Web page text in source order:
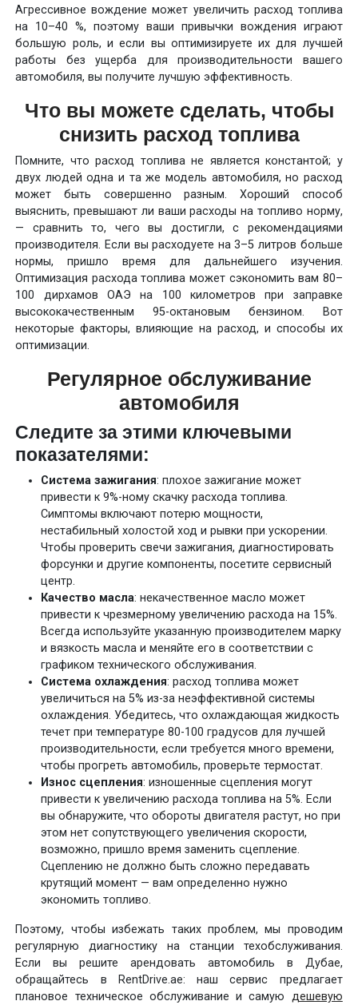
Агрессивное вождение может увеличить расход топлива
на 10–40 %, поэтому ваши привычки вождения играют
большую роль, и если вы оптимизируете их для лучшей
работы без ущерба для производительности вашего
автомобиля, вы получите лучшую эффективность.
Что вы можете сделать, чтобы
снизить расход топлива
Помните, что расход топлива не является константой; у
двух людей одна и та же модель автомобиля, но расход
может быть совершенно разным. Хороший способ
выяснить, превышают ли ваши расходы на топливо норму,
— сравнить то, чего вы достигли, с рекомендациями
производителя. Если вы расходуете на 3–5 литров больше
нормы, пришло время для дальнейшего изучения.
Оптимизация расхода топлива может сэкономить вам 80–
100 дирхамов ОАЭ на 100 километров при заправке
высококачественным 95-октановым бензином. Вот
некоторые факторы, влияющие на расход, и способы их
оптимизации.
Регулярное обслуживание
автомобиля
Следите за этими ключевыми
показателями:
Система зажигания: плохое зажигание может
привести к 9%-ному скачку расхода топлива.
Симптомы включают потерю мощности,
нестабильный холостой ход и рывки при ускорении.
Чтобы проверить свечи зажигания, диагностировать
форсунки и другие компоненты, посетите сервисный
центр.
Качество масла: некачественное масло может
привести к чрезмерному увеличению расхода на 15%.
Всегда используйте указанную производителем марку
и вязкость масла и меняйте его в соответствии с
графиком технического обслуживания.
Система охлаждения: расход топлива может
увеличиться на 5% из-за неэффективной системы
охлаждения. Убедитесь, что охлаждающая жидкость
течет при температуре 80-100 градусов для лучшей
производительности, если требуется много времени,
чтобы прогреть автомобиль, проверьте термостат.
Износ сцепления: изношенные сцепления могут
привести к увеличению расхода топлива на 5%. Если
вы обнаружите, что обороты двигателя растут, но при
этом нет сопутствующего увеличения скорости,
возможно, пришло время заменить сцепление.
Сцеплению не должно быть сложно передавать
крутящий момент — вам определенно нужно
экономить топливо.
Поэтому, чтобы избежать таких проблем, мы проводим
регулярную диагностику на станции техобслуживания.
Если вы решите арендовать автомобиль в Дубае,
обращайтесь в RentDrive.ae: наш сервис предлагает
плановое техническое обслуживание и самую дешевую